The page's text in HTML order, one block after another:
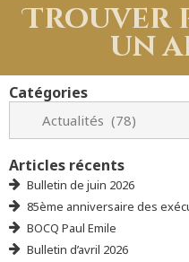
Trouver
un
Catégories
Articles récents
Bulletin de juin 2026
85ème anniversaire des
BOCQ Paul Emile
Bulletin d’avril 2026